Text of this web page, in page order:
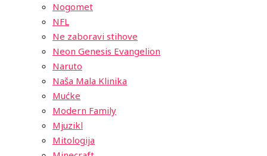
Nogomet
NFL
Ne zaboravi stihove
Neon Genesis Evangelion
Naruto
Naša Mala Klinika
Mućke
Modern Family
Mjuzikl
Mitologija